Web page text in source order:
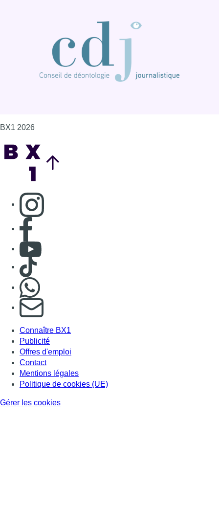
BX1 2026
Consulter page Instagram
Consulter page Facebook
Consulter Youtube
Consulter TikTok
S'abonner à notre newsletter
Connaître BX1
Publicité
Offres d'emploi
Contact
Mentions légales
Politique de cookies (UE)
Gérer les cookies